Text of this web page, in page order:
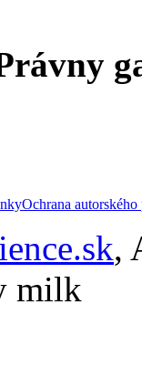
Ochrana autorského
,
milk